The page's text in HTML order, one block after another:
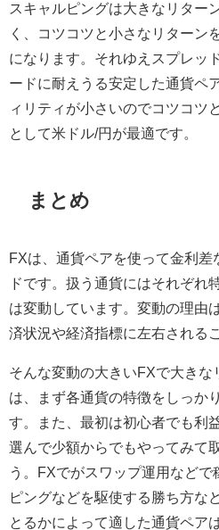
スキャルピングは大きなリター
く、コツコツと小さなリターン
になります。それゆえスプレッ
ードに耐えうる安定した通貨ペ
ィリティが小さいのでコツコツ
として米ドル/円が最適です。
まとめ
FXは、通貨ペアを使って金利差
ドです。扱う通貨にはそれぞれ
は変動しています。変動の理由
済状況や経済指標に左右される
そんな変動の大きいFXで大きな
は、まず各通貨の特徴をしっか
す。また、最初は初心者でも利
選んで少額からでもやってみて
う。FXでがスワップ運用など
ピングなどを駆使する勝ち方な
とるかによって適した通貨ペア